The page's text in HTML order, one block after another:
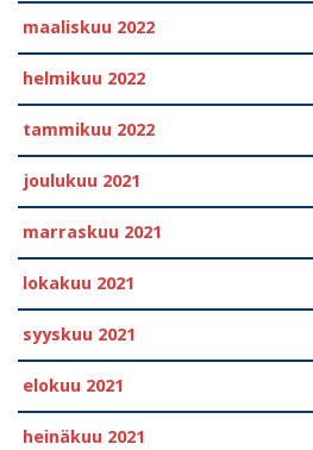
maaliskuu 2022
helmikuu 2022
tammikuu 2022
joulukuu 2021
marraskuu 2021
lokakuu 2021
syyskuu 2021
elokuu 2021
heinäkuu 2021